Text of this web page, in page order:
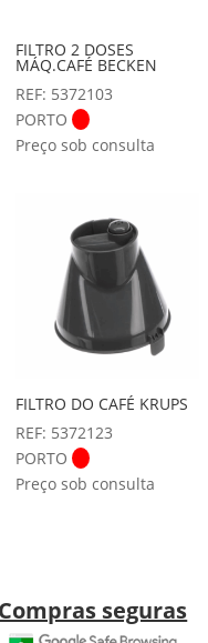
FILTRO 2 DOSES
MÁQ.CAFÉ BECKEN
REF: 5372103
PORTO
Preço sob consulta
FILTRO DO CAFÉ KRUPS
REF: 5372123
PORTO
Preço sob consulta
Compras seguras